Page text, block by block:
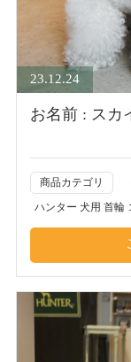
23.12.24
お名前 : スカ
商品カテゴリ
ハンター 犬用 首輪